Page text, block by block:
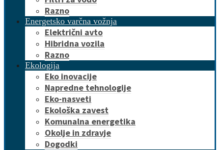
Razno
Energetsko varčna vožnja
Električni avto
Hibridna vozila
Razno
Ekologija
Eko inovacije
Napredne tehnologije
Eko-nasveti
Ekološka zavest
Komunalna energetika
Okolje in zdravje
Dogodki